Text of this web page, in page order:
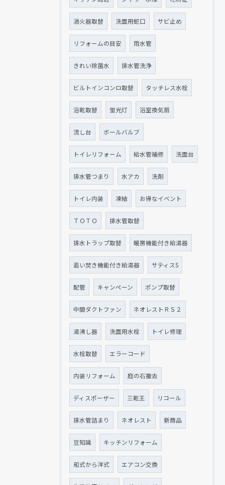
消火器取替 洗面用蛇口 サビ止め
リフォームの目安 雨水管
きれい除菌水 排水管洗浄
ビルトインコンロ取替 タッチレス水栓
浴乾取替 蛍光灯 浴室換気扇
流し台 ボールバルブ
トイレリフォーム 給水管補修 洗面台
排水管つまり 水アカ 洗剤
トイレ内装 凍結 お得なイベント
ＴＯＴＯ 排水管取替
排水トラップ取替 暖房機能付き給湯器
追い焚き機能付き給湯器 サティスS
配管 キャンペーン ポンプ取替
中間ダクトファン ネオレストＲＳ２
湯沸し器 洗面用水栓 トイレ修理
水栓取替 エラーコード
内装リフォーム 庭の石撤去
ディスポーザー 三乾王 リコール
排水管詰まり ネオレスト 新商品
豆知識 キッチンリフォーム
和式から洋式 エアコン交換